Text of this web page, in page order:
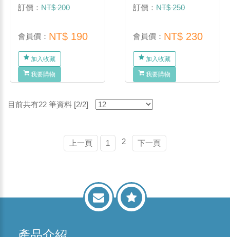
訂價：NT$ 200
會員價： NT$ 190
加入收藏
我要購物
訂價：NT$ 250
會員價： NT$ 230
加入收藏
我要購物
目前共有22 筆資料 [2/2]
上一頁 1 2 下一頁